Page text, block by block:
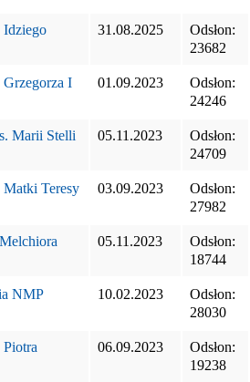
Idziego 31.08.2025
Odsłon:
23682
I
01.09.2023
Odsłon:
24246
Marii Stelli
05.11.2023
Odsłon:
24709
Matki Teresy
03.09.2023
Odsłon:
27982
05.11.2023
Odsłon:
18744
NMP 10.02.2023
Odsłon:
28030
06.09.2023
Odsłon:
19238